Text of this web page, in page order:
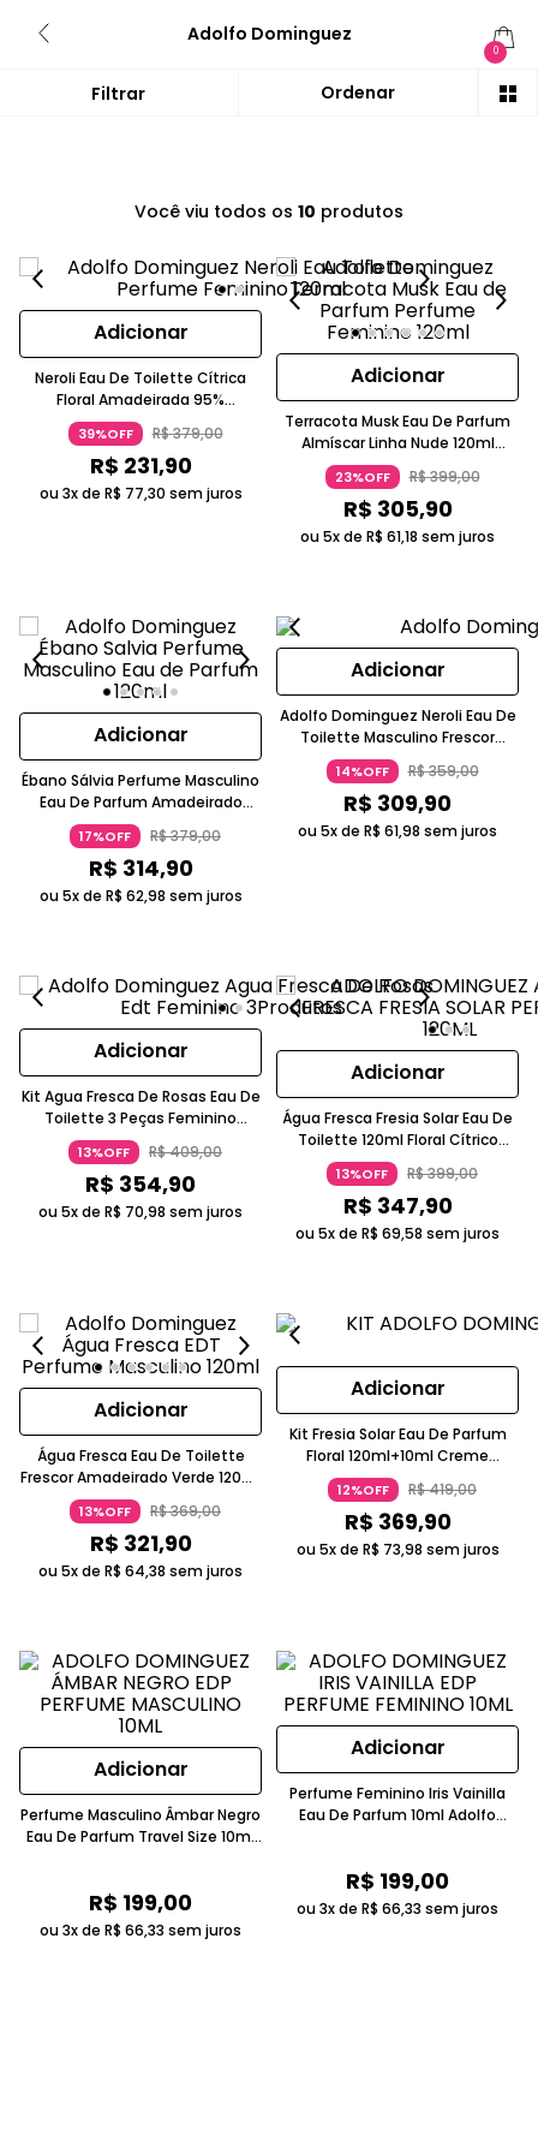
Adolfo Dominguez
0
Você viu todos os 10 produtos
Adicionar
Neroli Eau De Toilette Cítrica
Floral Amadeirada 95%
Ingredientes Naturais 120Ml
Adolfo Dominguez
39%OFF R$379,00
R$ 231,90
ou 3x de R$ 77,30 sem juros
Adicionar
Terracota Musk Eau De Parfum
Almíscar Linha Nude 120ml
Adolfo Dominguez
23%OFF R$399,00
R$ 305,90
ou 5x de R$ 61,18 sem juros
Adicionar
Ébano Sálvia Perfume Masculino
Eau De Parfum Amadeirado
Picante 120ml Adolfo
Dominguez
17%OFF R$379,00
R$ 314,90
ou 5x de R$ 62,98 sem juros
Adicionar
Adolfo Dominguez Neroli Eau De
Toilette Masculino Frescor
Mediterrâneo Azul ADOLFO
DOMINGUEZ
14%OFF R$359,00
R$ 309,90
ou 5x de R$ 61,98 sem juros
Adicionar
Kit Agua Fresca De Rosas Eau De
Toilette 3 Peças Feminino
Adolfo Dominguez
13%OFF R$409,00
R$ 354,90
ou 5x de R$ 70,98 sem juros
Adicionar
Água Fresca Fresia Solar Eau De
Toilette 120ml Floral Cítrico
Vegano Adolfo Dominguez
13%OFF R$399,00
R$ 347,90
ou 5x de R$ 69,58 sem juros
Adicionar
Água Fresca Eau De Toilette
Frescor Amadeirado Verde 120ml
ADOLFO DOMINGUEZ
13%OFF R$369,00
R$ 321,90
ou 5x de R$ 64,38 sem juros
Adicionar
Kit Fresia Solar Eau De Parfum
Floral 120ml+10ml Creme
Corporal 75ml Adolfo
Dominguez
12%OFF R$419,00
R$ 369,90
ou 5x de R$ 73,98 sem juros
Adicionar
Perfume Masculino Âmbar Negro
Eau De Parfum Travel Size 10ml
R$ 199,00
ou 3x de R$ 66,33 sem juros
Adicionar
Perfume Feminino Iris Vainilla
Eau De Parfum 10ml Adolfo
R$ 199,00
ou 3x de R$ 66,33 sem juros